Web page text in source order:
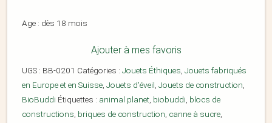
Age : dès 18 mois
Ajouter à mes favoris
UGS : BB-0201 Catégories : Jouets Éthiques, Jouets fabriqués
en Europe et en Suisse, Jouets d'éveil, Jouets de construction,
BioBuddi Étiquettes : animal planet, biobuddi, blocs de
constructions, briques de construction, canne à sucre,